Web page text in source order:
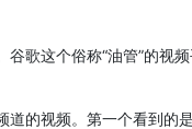
歌这个俗称“油管”的视
道的视频。第一个看到的